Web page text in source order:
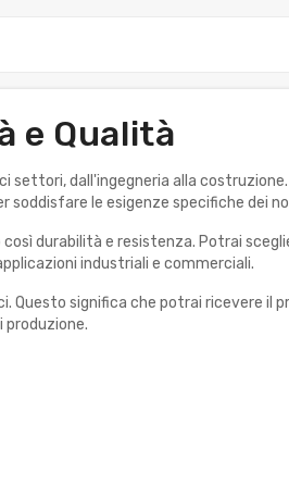
e Qualità
dall'ingegneria alla costruzione.
soddisfare le esigenze specifiche dei
durabilità e resistenza. Potrai
industriali e commerciali.
Questo significa che potrai ricevere